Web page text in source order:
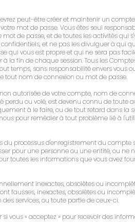
peut-être créer et maintenir un
mot de passe. Vous êtes seul
de passe, et de toutes les activités qui
et ne pas les divulguer à qui
qui vous est propre et qui ne sera pas
la fin de chaque session. Tous les
temps, sans responsabilité envers vous
tout nom de connexion ou mot de passe.
autorisée de votre compte, nom de
ou volé, est devenu connu de toute
à le faire, ou de tout retard dans la
pour remédier à tout problème lié à
processus d'enregistrement du compte
pour une personne ou une entité, ou ne
toutes les informations que vous avez
inexactes, obsolètes ou
fausses, inexactes, obsolètes ou
services, ou toute partie de ceux-ci.
vous « acceptez » pour recevoir des